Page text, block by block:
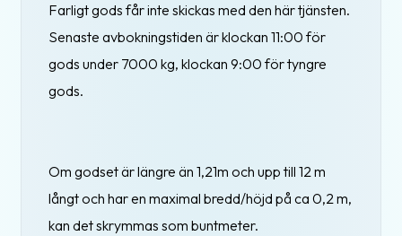
Farligt gods får inte skickas med den här tjänsten.
Senaste avbokningstiden är klockan 11:00 för
gods under 7000 kg, klockan 9:00 för tyngre
gods.
Om godset är längre än 1,21m och upp till 12 m
långt och har en maximal bredd/höjd på ca 0,2 m,
kan det skrymmas som buntmeter.